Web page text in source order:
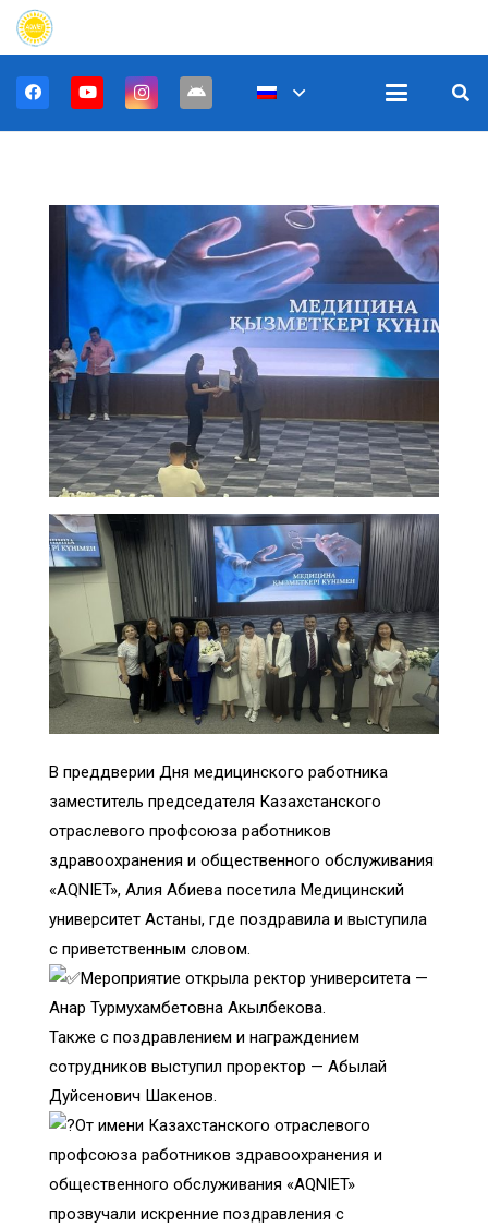
В преддверии Дня медицинского работника
заместитель председателя Казахстанского
отраслевого профсоюза работников
здравоохранения и общественного обслуживания
«AQNIET», Алия Абиева посетила Медицинский
университет Астаны, где поздравила и выступила
с приветственным словом.
Мероприятие открыла ректор университета —
Анар Турмухамбетовна Акылбекова.
Также с поздравлением и награждением
сотрудников выступил проректор — Абылай
Дуйсенович Шакенов.
От имени Казахстанского отраслевого
профсоюза работников здравоохранения и
общественного обслуживания «AQNIET»
прозвучали искренние поздравления с